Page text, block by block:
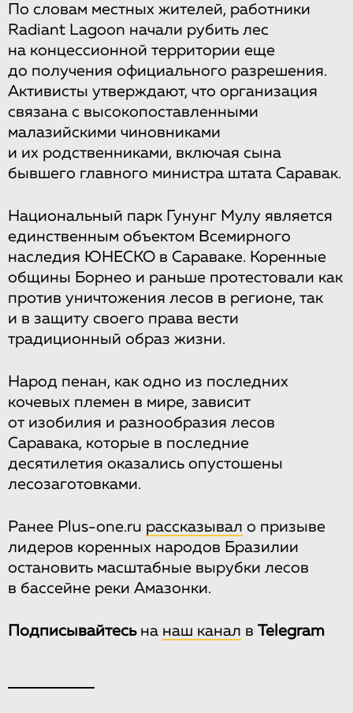
По словам местных жителей, работники
Radiant Lagoon начали рубить лес
на концессионной территории еще
до получения официального разрешения.
Активисты утверждают, что организация
связана с высокопоставленными
малазийскими чиновниками
и их родственниками, включая сына
бывшего главного министра штата Саравак.
Национальный парк Гунунг Мулу является
единственным объектом Всемирного
наследия ЮНЕСКО в Сараваке. Коренные
общины Борнео и раньше протестовали как
против уничтожения лесов в регионе, так
и в защиту своего права вести
традиционный образ жизни.
Народ пенан, как одно из последних
кочевых племен в мире, зависит
от изобилия и разнообразия лесов
Саравака, которые в последние
десятилетия оказались опустошены
лесозаготовками.
Ранее Plus-one.ru рассказывал о призыве
лидеров коренных народов Бразилии
остановить масштабные вырубки лесов
в бассейне реки Амазонки.
Подписывайтесьна наш канал в Telegram